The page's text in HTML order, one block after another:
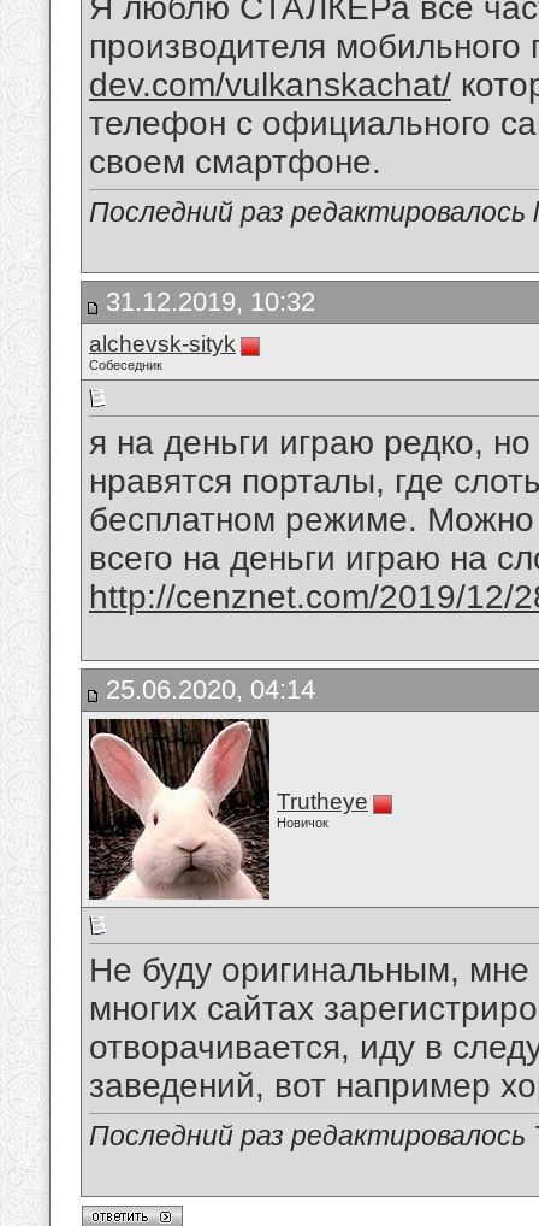
Я люблю СТАЛКЕРа все
производителя
dev.com/vulkanskachat/
телефон с официального
своем смартфоне.
Последний раз
31.12.2019, 10:32
alchevsk-sityk
Собеседник
я на деньги играю редко,
нравятся порталы, где
бесплатном режиме. Можно
всего на деньги играю на
http://cenznet.com/2019/12/
25.06.2020, 04:14
Trutheye
Новичок
Не буду оригинальным,
многих сайтах
отворачивается, иду в
заведений, вот например
Последний раз редактировалось